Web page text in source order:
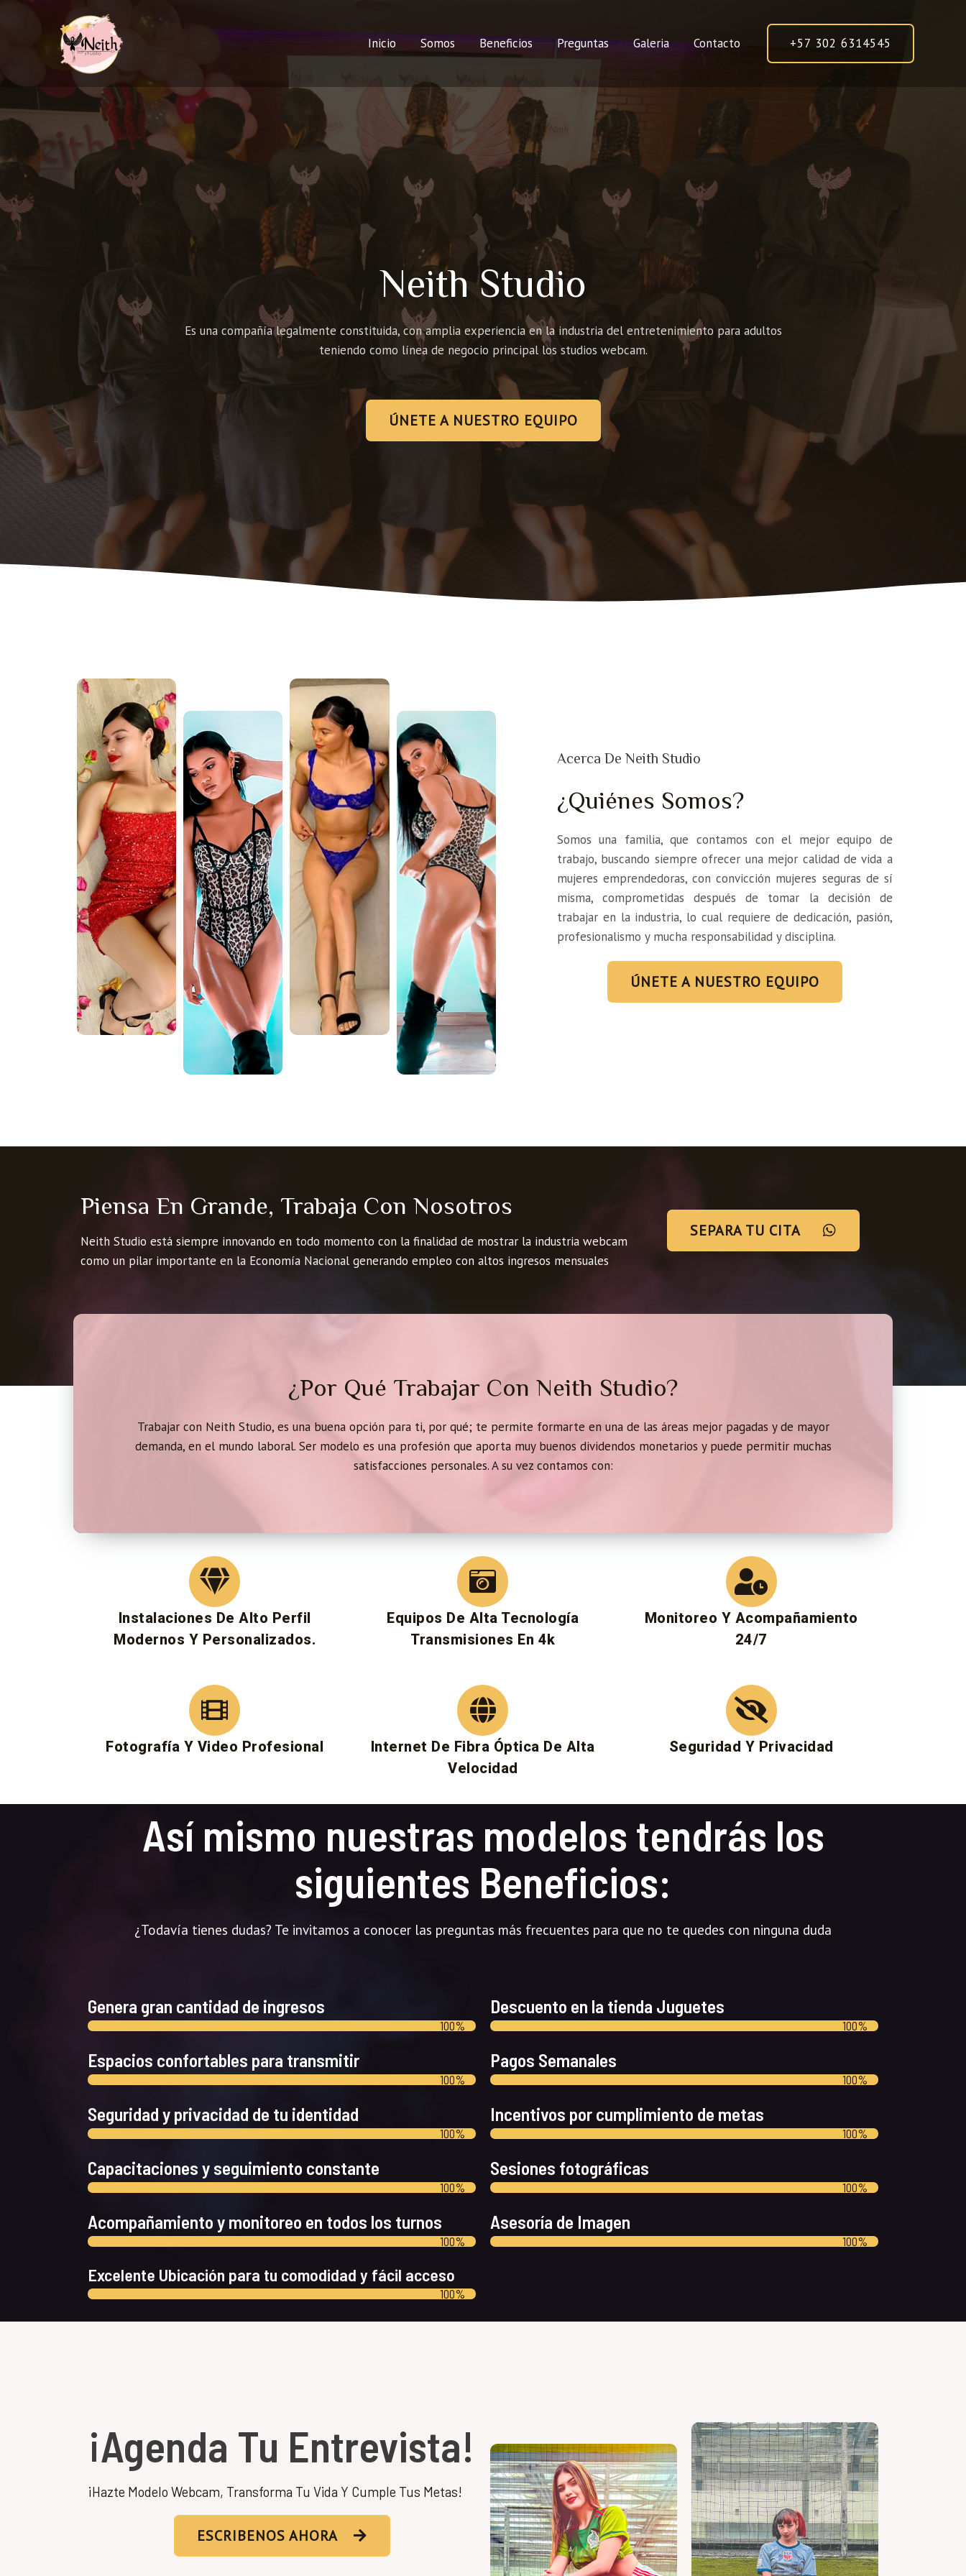
Inicio Somos Beneficios Preguntas Galeria Contacto +57 302 6314545
Neith Studio
Es una compañía legalmente constituida, con amplia experiencia en la industria del entretenimiento para adultos
teniendo como línea de negocio principal los studios webcam.
ÚNETE A NUESTRO EQUIPO
Acerca De Neith Studio
¿Quiénes Somos?
Somos una familia, que contamos con el mejor equipo de
trabajo, buscando siempre ofrecer una mejor calidad de vida a
mujeres emprendedoras, con convicción mujeres seguras de sí
misma, comprometidas después de tomar la decisión de
trabajar en la industria, lo cual requiere de dedicación, pasión,
profesionalismo y mucha responsabilidad y disciplina.
ÚNETE A NUESTRO EQUIPO
Piensa En Grande, Trabaja Con Nosotros
Neith Studio está siempre innovando en todo momento con la finalidad de mostrar la industria webcam
como un pilar importante en la Economía Nacional generando empleo con altos ingresos mensuales
SEPARA TU CITA
¿Por Qué Trabajar Con Neith Studio?
Trabajar con Neith Studio, es una buena opción para ti, por qué; te permite formarte en una de las áreas mejor pagadas y de mayor
demanda, en el mundo laboral. Ser modelo es una profesión que aporta muy buenos dividendos monetarios y puede permitir muchas
satisfacciones personales. A su vez contamos con:
Instalaciones De Alto Perfil
Modernos Y Personalizados.
Equipos De Alta Tecnología
Transmisiones En 4k
Monitoreo Y Acompañamiento
24/7​
Fotografía Y Video Profesional​
Internet De Fibra Óptica De Alta
Velocidad
Seguridad Y Privacidad​
Así mismo nuestras modelos tendrás los
siguientes Beneficios:
¿Todavía tienes dudas? Te invitamos a conocer las preguntas más frecuentes para que no te quedes con ninguna duda
Genera gran cantidad de ingresos
100%
Espacios confortables para transmitir
100%
Seguridad y privacidad de tu identidad
100%
Capacitaciones y seguimiento constante
100%
Acompañamiento y monitoreo en todos los turnos
100%
Excelente Ubicación para tu comodidad y fácil acceso
100%
Descuento en la tienda Juguetes
100%
Pagos Semanales
100%
Incentivos por cumplimiento de metas
100%
Sesiones fotográficas
100%
Asesoría de Imagen
100%
¡Agenda Tu Entrevista!
¡Hazte Modelo Webcam, Transforma Tu Vida Y Cumple Tus Metas!
ESCRIBENOS AHORA